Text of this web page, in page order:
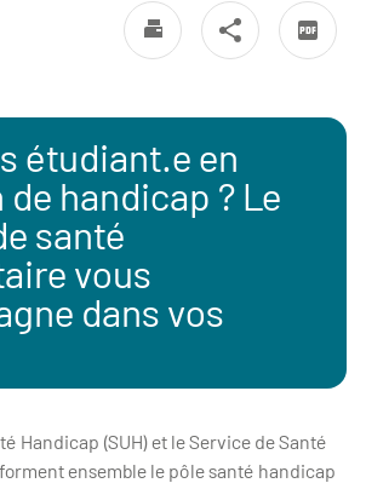
étudiant.e en
handicap ? Le
santé
vous
dans vos
Handicap (SUH) et le Service de Santé
ensemble le pôle santé handicap